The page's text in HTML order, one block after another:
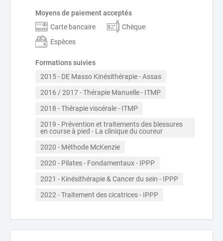
Moyens de paiement acceptés
Carte bancaire
Chèque
Espèces
Formations suivies
2015 - DE Masso Kinésithérapie - Assas
2016 / 2017 - Thérapie Manuelle - ITMP
2018 - Thérapie viscérale - ITMP
2019 - Prévention et traitements des blessures
en course à pied - La clinique du coureur
2020 - Méthode McKenzie
2020 - Pilates - Fondamentaux - IPPP
2021 - Kinésithérapie & Cancer du sein - IPPP
2022 - Traitement des cicatrices - IPPP